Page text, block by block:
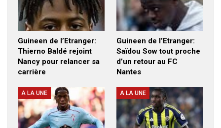
Guineen de l’Etranger:
Thierno Baldé rejoint
Nancy pour relancer sa
carrière
Guineen de l’Etranger:
Saïdou Sow tout proche
d’un retour au FC
Nantes
A LA UNE A LA UNE